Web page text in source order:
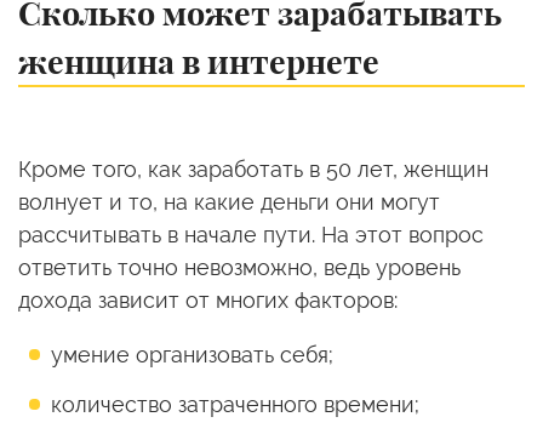
Сколько может зарабатывать
женщина в интернете
Кроме того, как заработать в 50 лет, женщин
волнует и то, на какие деньги они могут
рассчитывать в начале пути. На этот вопрос
ответить точно невозможно, ведь уровень
дохода зависит от многих факторов:
умение организовать себя;
количество затраченного времени;